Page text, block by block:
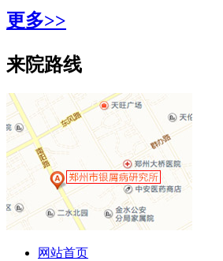
更多>>
来院路线
网站首页